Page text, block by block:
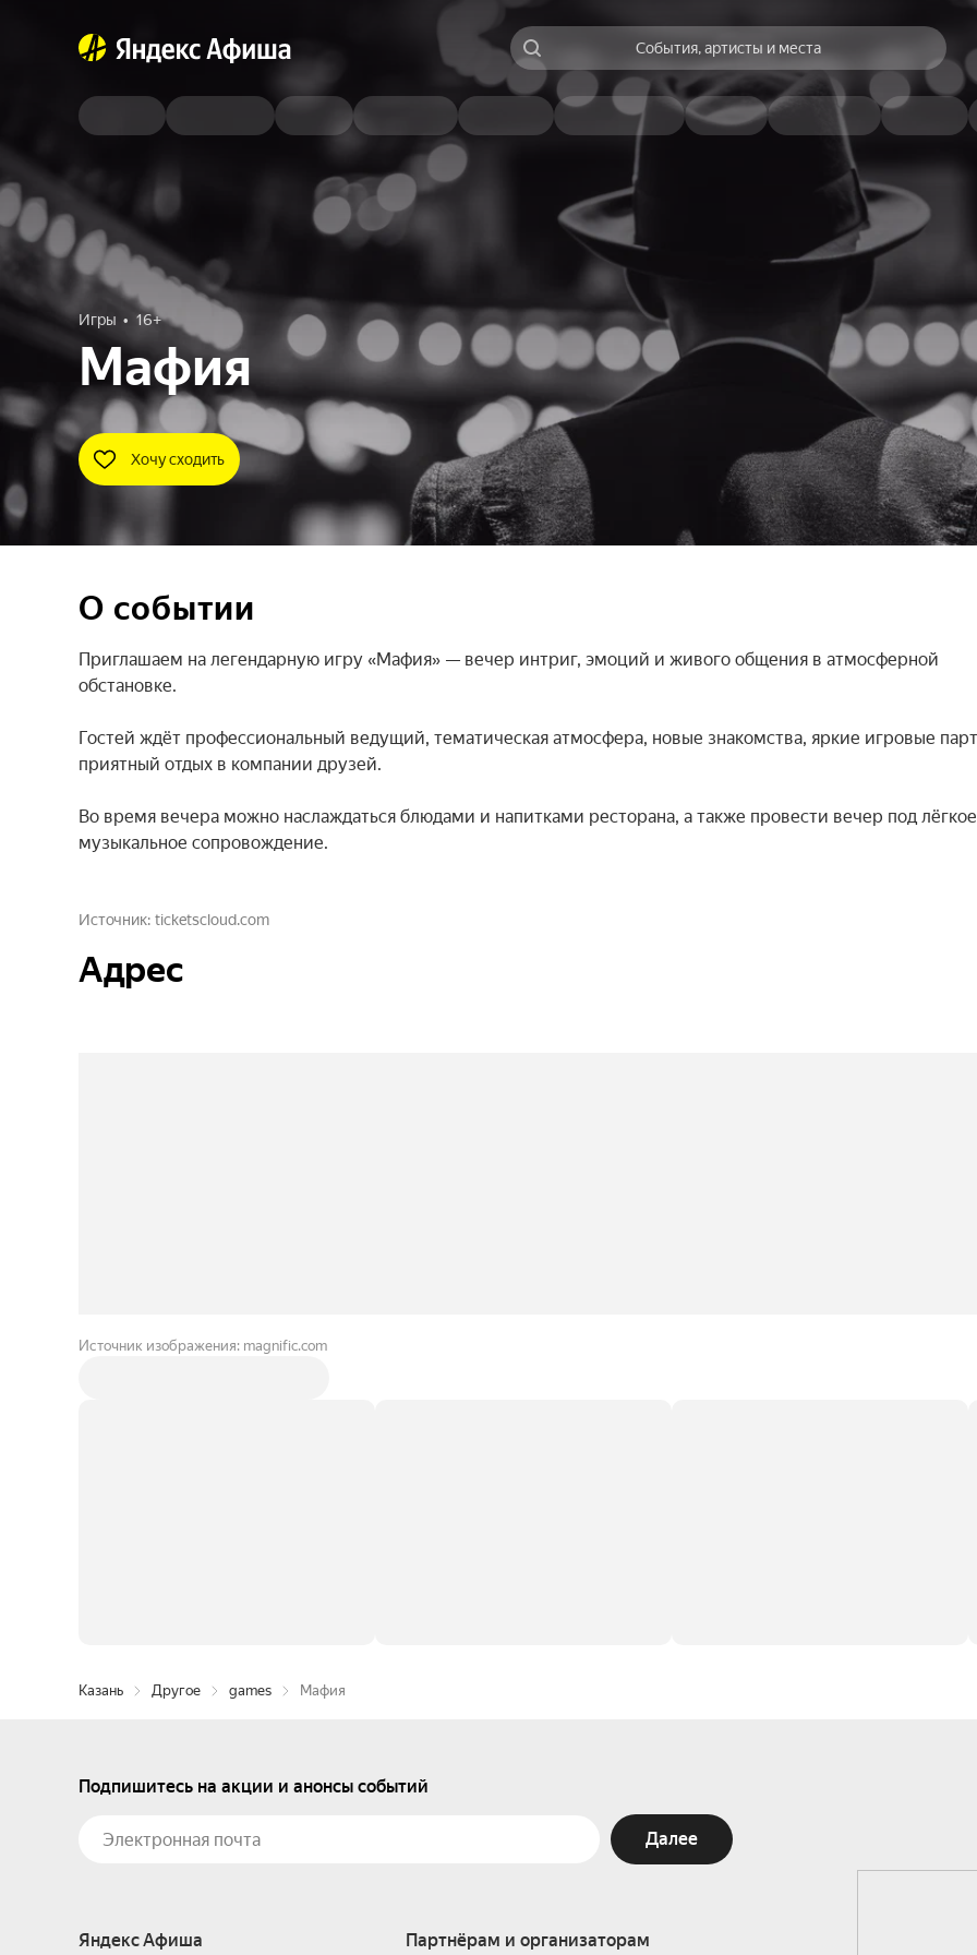
События, артисты и места
Игры 16+
Мафия
Хочу сходить
О событии
Приглашаем на легендарную игру «Мафия» — вечер интриг, эмоций и живого общения в атмосферной
обстановке.
Гостей ждёт профессиональный ведущий, тематическая атмосфера, новые знакомства, яркие игровые
приятный отдых в компании друзей.
Во время вечера можно наслаждаться блюдами и напитками ресторана, а также провести вечер под лёгкое
музыкальное сопровождение.
Источник ticketscloud.com
Адрес
Источник изображения: magnific.com
Казань Другое games Мафия
Подпишитесь на акции и анонсы событий
Далее
Яндекс Афиша Партнёрам и организаторам